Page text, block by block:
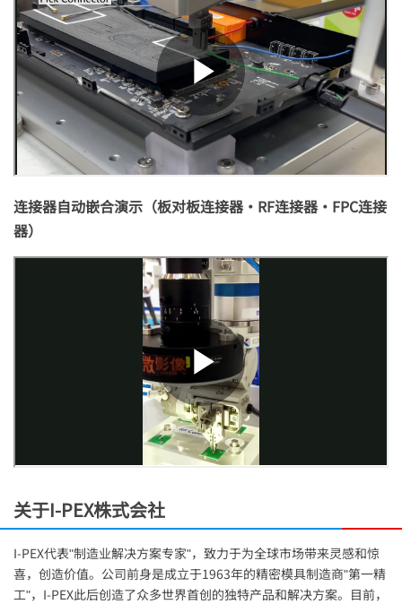
连接器自动嵌合演示（板对板连接器・RF连接器・FPC连接
器）
关于I-PEX株式会社
I-PEX代表"制造业解决方案专家"，致力于为全球市场带来灵感和惊
喜，创造价值。公司前身是成立于1963年的精密模具制造商"第一精
工"， I-PEX此后创造了众多世界首创的独特产品和解决方案。目前，